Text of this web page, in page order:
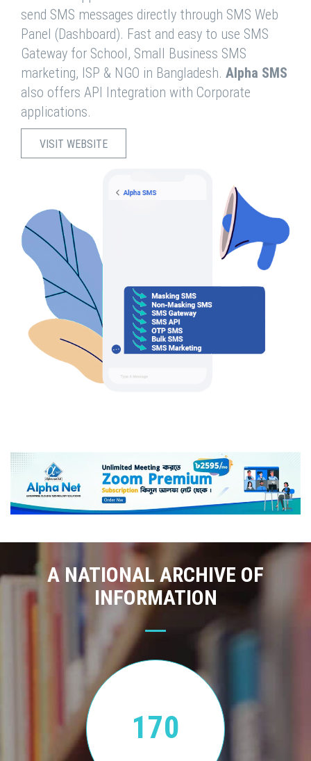
send SMS messages directly through SMS Web
Panel (Dashboard). Fast and easy to use SMS
Gateway for School, Small Business SMS
marketing, ISP & NGO in Bangladesh. Alpha SMS
also offers API Integration with Corporate
applications.
VISIT WEBSITE
A NATIONAL ARCHIVE OF
INFORMATION
170